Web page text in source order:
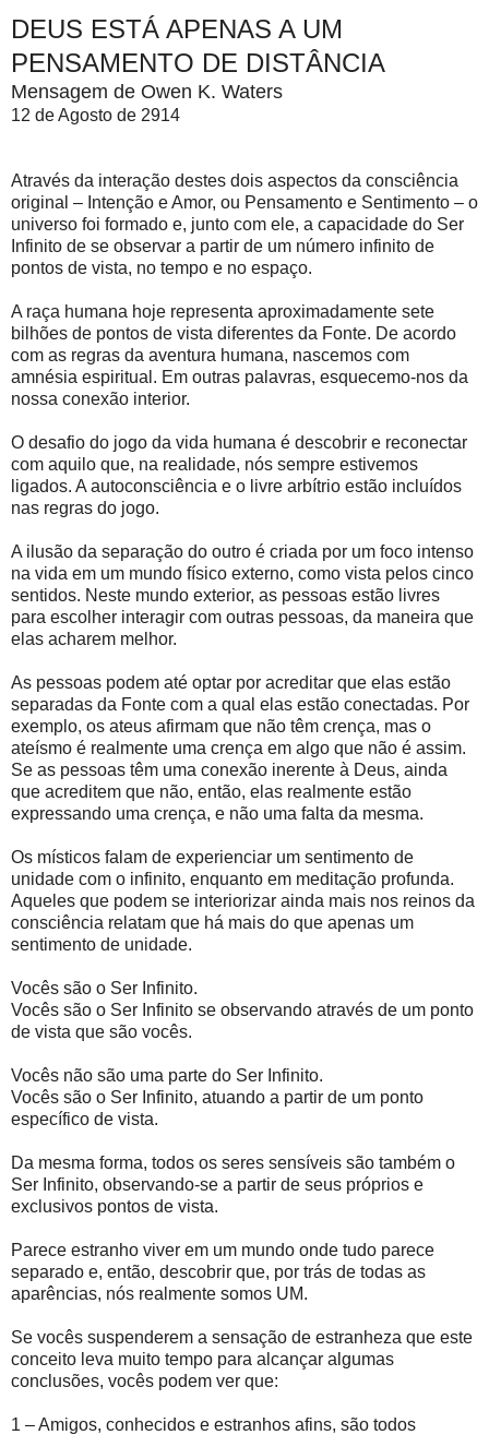
DEUS ESTÁ APENAS A UM
PENSAMENTO DE DISTÂNCIA
Mensagem de Owen K. Waters
12 de Agosto de 2914
Através da interação destes dois aspectos da consciência
original – Intenção e Amor, ou Pensamento e Sentimento – o
universo foi formado e, junto com ele, a capacidade do Ser
Infinito de se observar a partir de um número infinito de
pontos de vista, no tempo e no espaço.
A raça humana hoje representa aproximadamente sete
bilhões de pontos de vista diferentes da Fonte. De acordo
com as regras da aventura humana, nascemos com
amnésia espiritual. Em outras palavras, esquecemo-nos da
nossa conexão interior.
O desafio do jogo da vida humana é descobrir e reconectar
com aquilo que, na realidade, nós sempre estivemos
ligados. A autoconsciência e o livre arbítrio estão incluídos
nas regras do jogo.
A ilusão da separação do outro é criada por um foco intenso
na vida em um mundo físico externo, como vista pelos cinco
sentidos. Neste mundo exterior, as pessoas estão livres
para escolher interagir com outras pessoas, da maneira que
elas acharem melhor.
As pessoas podem até optar por acreditar que elas estão
separadas da Fonte com a qual elas estão conectadas. Por
exemplo, os ateus afirmam que não têm crença, mas o
ateísmo é realmente uma crença em algo que não é assim.
Se as pessoas têm uma conexão inerente à Deus, ainda
que acreditem que não, então, elas realmente estão
expressando uma crença, e não uma falta da mesma.
Os místicos falam de experienciar um sentimento de
unidade com o infinito, enquanto em meditação profunda.
Aqueles que podem se interiorizar ainda mais nos reinos da
consciência relatam que há mais do que apenas um
sentimento de unidade.
Vocês são o Ser Infinito.
Vocês são o Ser Infinito se observando através de um ponto
de vista que são vocês.
Vocês não são uma parte do Ser Infinito.
Vocês são o Ser Infinito, atuando a partir de um ponto
específico de vista.
Da mesma forma, todos os seres sensíveis são também o
Ser Infinito, observando-se a partir de seus próprios e
exclusivos pontos de vista.
Parece estranho viver em um mundo onde tudo parece
separado e, então, descobrir que, por trás de todas as
aparências, nós realmente somos UM.
Se vocês suspenderem a sensação de estranheza que este
conceito leva muito tempo para alcançar algumas
conclusões, vocês podem ver que:
1 – Amigos, conhecidos e estranhos afins, são todos